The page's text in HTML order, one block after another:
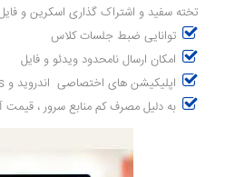
تخته سفید و اشتراک گذاری اسکرین و
توانایی ضبط جلسات کلاس
امکان ارسال نامحدود ویدئو و فایل
اپلیکیشن های اختصاصی اندروید و ios ادوب را می توانید
به دلیل مصرف کم منابع سرور ،